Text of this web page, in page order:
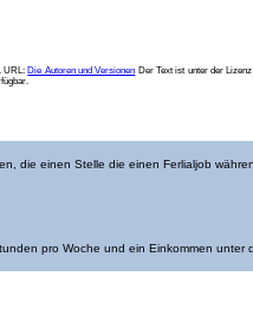
URL: Die Autoren und Versionen Der Text ist unter der
die einen Stelle die einen Ferlialjob
pro Woche und ein Einkommen unter